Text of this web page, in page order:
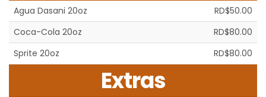
Agua Dasani 20oz
RD$50.00
Coca-Cola 20oz
RD$80.00
Sprite 20oz
RD$80.00
Extras